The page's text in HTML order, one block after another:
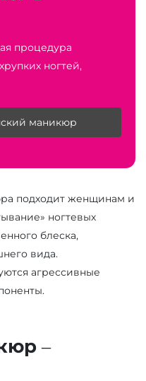
процедура
ногтей,
маникюр
подходит женщинам и
ногтевых
блеска,
вида.
агрессивные
–